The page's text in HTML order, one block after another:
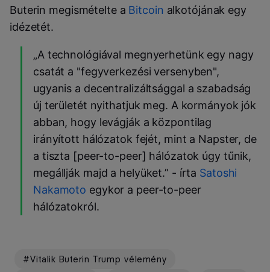
Buterin megismételte a Bitcoin alkotójának egy
idézetét.
„A technológiával megnyerhetünk egy nagy
csatát a "fegyverkezési versenyben",
ugyanis a decentralizáltsággal a szabadság
új területét nyithatjuk meg. A kormányok jók
abban, hogy levágják a központilag
irányított hálózatok fejét, mint a Napster, de
a tiszta [peer-to-peer] hálózatok úgy tűnik,
megállják majd a helyüket.” - írta Satoshi
Nakamoto egykor a peer-to-peer
hálózatokról.
#Vitalik Buterin Trump vélemény